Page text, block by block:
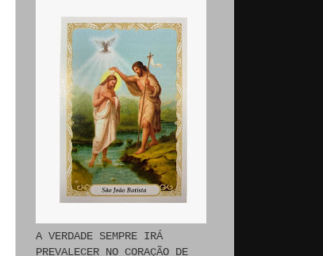
A VERDADE SEMPRE IRÁ
PREVALECER NO CORAÇÃO DE